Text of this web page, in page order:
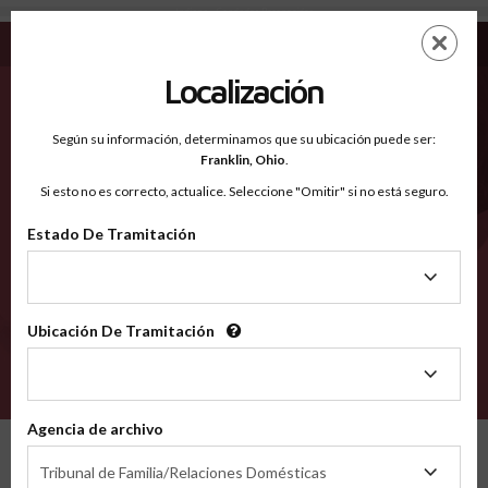
Indiana - Condados Reconocidos
EN
Condados Reconocidos
2600
Selecciona un condado
Localización
Según su información, determinamos que su ubicación puede ser:
Franklin, Ohio.
Si esto no es correcto, actualice. Seleccione "Omitir" si no está seguro.
Estado De Tramitación
Tramitación
Ubicación De Tramitación
Tramitación
Agencia de archivo
Tribunal de Familia/Relaciones Domésticas
de